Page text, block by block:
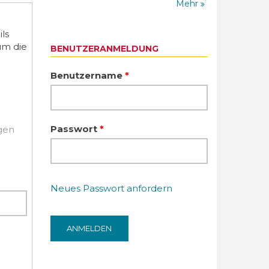
die
Mehr
BENUTZERANMELDUNG
Benutzername *
Passwort *
Neues Passwort anfordern